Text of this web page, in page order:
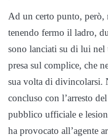
Ad un certo punto, però,
tenendo fermo il ladro,
sono lanciati su di lui
presa sul complice, che
sua volta di divincolarsi.
concluso con l’arresto
pubblico ufficiale e
ha provocato all’agente